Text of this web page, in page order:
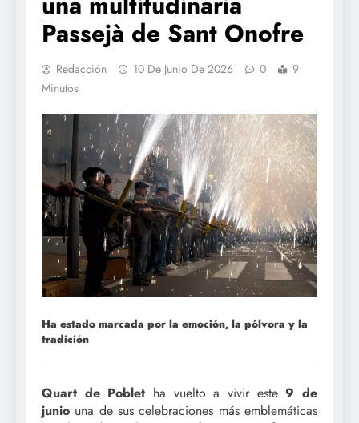
Passejà de Sant Onofre
Redacción 10 De Junio De 2026 0
9
Minutos
Ha estado marcada por la emoción, la pólvora y la
tradición
Quart de Poblet ha vuelto a vivir este9 de
junio una de sus celebraciones más emblemáticas